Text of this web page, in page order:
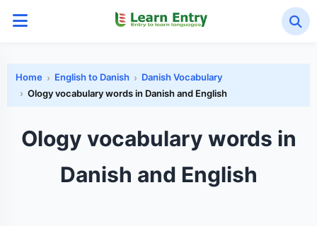
Home English to Danish
Danish Vocabulary
Ology vocabulary words in Danish and English
Ology vocabulary words in
Danish and English